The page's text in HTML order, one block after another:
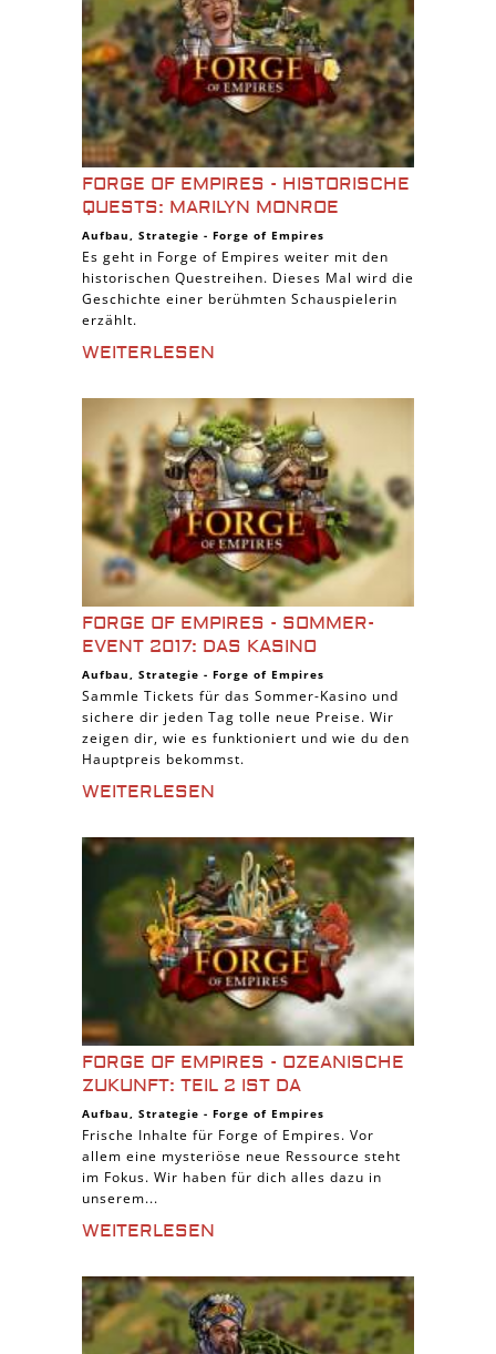
FORGE OF EMPIRES - HISTORISCHE
QUESTS: MARILYN MONROE
Aufbau, Strategie - Forge of Empires
Es geht in Forge of Empires weiter mit den
historischen Questreihen. Dieses Mal wird die
Geschichte einer berühmten Schauspielerin
erzählt.
WEITERLESEN
FORGE OF EMPIRES - SOMMER-
EVENT 2017: DAS KASINO
Aufbau, Strategie - Forge of Empires
Sammle Tickets für das Sommer-Kasino und
sichere dir jeden Tag tolle neue Preise. Wir
zeigen dir, wie es funktioniert und wie du den
Hauptpreis bekommst.
WEITERLESEN
FORGE OF EMPIRES - OZEANISCHE
ZUKUNFT: TEIL 2 IST DA
Aufbau, Strategie - Forge of Empires
Frische Inhalte für Forge of Empires. Vor
allem eine mysteriöse neue Ressource steht
im Fokus. Wir haben für dich alles dazu in
unserem...
WEITERLESEN